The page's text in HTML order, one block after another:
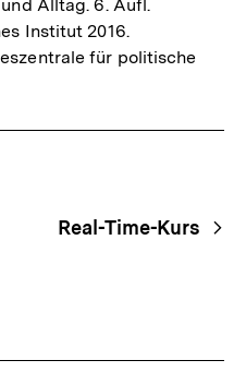
Alltag. 6. Aufl.
Institut 2016.
für politische
Real-Time-Kurs